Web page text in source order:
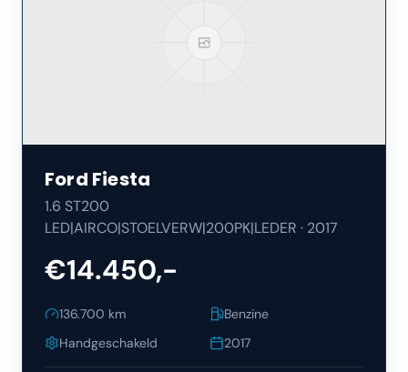
Ford Fiesta
1.6 ST200
LED|AIRCO|STOELVERW|200PK|LEDER · 2017
€14.450,-
136.700 km
Benzine
Handgeschakeld
2017